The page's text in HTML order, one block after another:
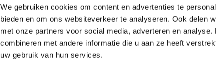
We gebruiken cookies om content en advertenties te
bieden en om ons websiteverkeer te analyseren. Ook delen
met onze partners voor social media, adverteren en
combineren met andere informatie die u aan ze heeft
uw gebruik van hun services.
© Copyright 2026 -
TOP-Afstandsmeter.nl9,0